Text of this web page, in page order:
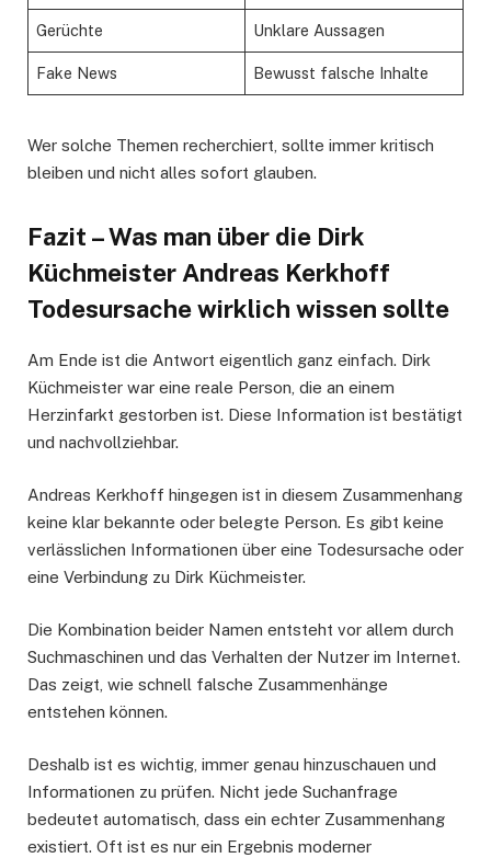
Gerüchte Unklare Aussagen
Fake News Bewusst falsche Inhalte
Wer solche Themen recherchiert, sollte immer kritisch
bleiben und nicht alles sofort glauben.
Fazit – Was man über die Dirk
Küchmeister Andreas Kerkhoff
Todesursache wirklich wissen sollte
Am Ende ist die Antwort eigentlich ganz einfach. Dirk
Küchmeister war eine reale Person, die an einem
Herzinfarkt gestorben ist. Diese Information ist bestätigt
und nachvollziehbar.
Andreas Kerkhoff hingegen ist in diesem Zusammenhang
keine klar bekannte oder belegte Person. Es gibt keine
verlässlichen Informationen über eine Todesursache oder
eine Verbindung zu Dirk Küchmeister.
Die Kombination beider Namen entsteht vor allem durch
Suchmaschinen und das Verhalten der Nutzer im Internet.
Das zeigt, wie schnell falsche Zusammenhänge
entstehen können.
Deshalb ist es wichtig, immer genau hinzuschauen und
Informationen zu prüfen. Nicht jede Suchanfrage
bedeutet automatisch, dass ein echter Zusammenhang
existiert. Oft ist es nur ein Ergebnis moderner